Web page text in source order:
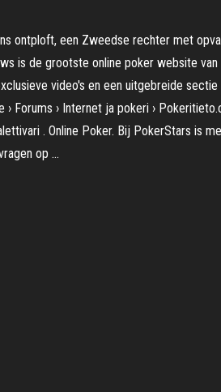
ontploft, een Zweedse rechter met
is de grootste online poker website
video's en een uitgebreide
Forums › Internet ja pokeri ›
. Online Poker. Bij PokerStars is
op …